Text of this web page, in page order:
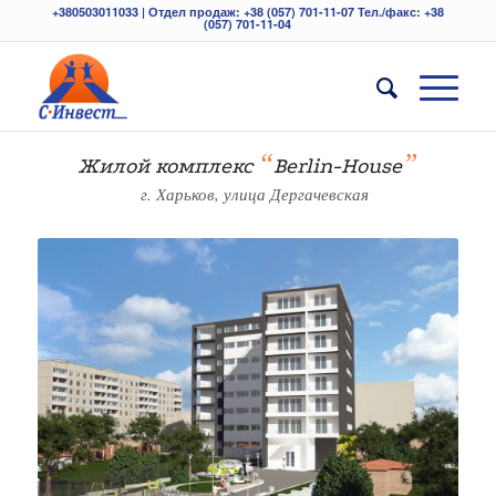
+380503011033 | Отдел продаж: +38 (057) 701-11-07 Тел./факс: +38
(057) 701-11-04
Жилой комплекс “Berlin-Нouse”
г. Харьков, улица Дергачевская